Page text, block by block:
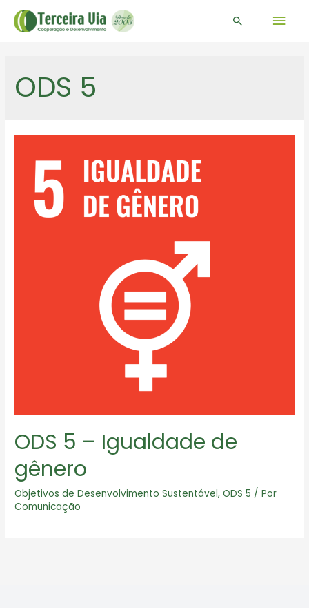
Pesquisar
ODS 5
ODS 5 – Igualdade de
gênero
Objetivos de Desenvolvimento Sustentável,ODS 5 / Por
Comunicação